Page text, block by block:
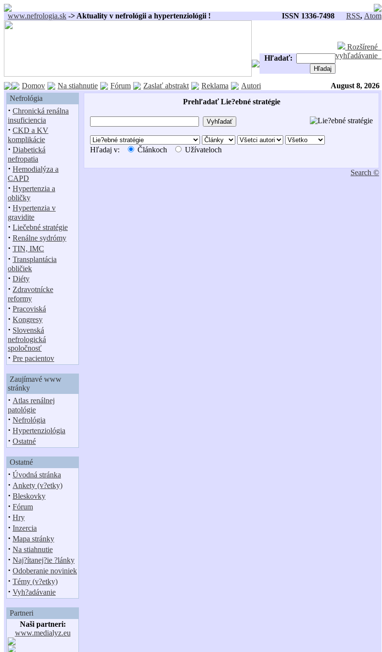
www.nefrologia.sk -> Aktuality v nefrológii a hypertenziológii ! ISSN 1336-7498 RSS, Atom
Rozšírené
vyhľadávanie
Hľadať:
Domov Na stiahnutie Fórum Zaslať abstrakt Reklama Autori
August 8, 2026
Nefrológia
· Chronická renálna
insuficiencia
· CKD a KV
komplikácie
· Diabetická
nefropatia
· Hemodialýza a
CAPD
· Hypertenzia a
obličky
· Hypertenzia v
gravidite
· Liečebné stratégie
· Renálne sydrómy
· TIN, IMC
· Transplantácia
obličiek
· Diéty
· Zdravotnícke
reformy
· Pracoviská
· Kongresy
· Slovenská
nefrologická
spoločnosť
· Pre pacientov
Zaujímavé www
stránky
· Atlas renálnej
patológie
· Nefrológia
· Hypertenziológia
· Ostatné
Ostatné
· Úvodná stránka
· Ankety (v?etky)
· Bleskovky
· Fórum
· Hry
· Inzercia
· Mapa stránky
· Na stiahnutie
· Naj?ítanej?ie ?lánky
· Odoberanie noviniek
· Témy (v?etky)
· Vyh?adávanie
Partneri
Naši partneri:
www.medialyz.eu
Prehľadať Lie?ebné stratégie
Hľadaj v: Článkoch Užívateloch
Search ©